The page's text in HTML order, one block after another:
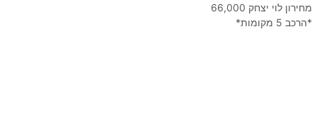
מחירון לוי יצחק 66,000
*הרכב 5 מקומות*